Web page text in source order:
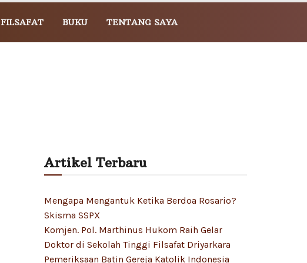
FILSAFAT BUKU TENTANG SAYA
Artikel Terbaru
Mengapa Mengantuk Ketika Berdoa Rosario?
Skisma SSPX
Komjen. Pol. Marthinus Hukom Raih Gelar
Doktor di Sekolah Tinggi Filsafat Driyarkara
Pemeriksaan Batin Gereja Katolik Indonesia